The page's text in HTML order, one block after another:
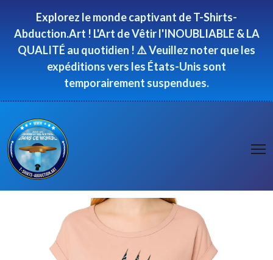
Explorez le monde captivant de T-Shirts-
Abduction.Art ! L'Art de Vêtir l'INOUBLIABLE & LA
QUALITÉ au quotidien ! ⚠️ Veuillez noter que les
expéditions vers les États-Unis sont
temporairement suspendues.